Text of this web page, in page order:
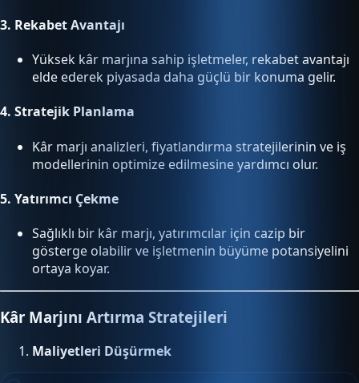
3. Rekabet Avantajı
Yüksek kâr marjına sahip işletmeler, rekabet avantajı
elde ederek piyasada daha güçlü bir konuma gelir.
4. Stratejik Planlama
Kâr marjı analizleri, fiyatlandırma stratejilerinin ve iş
modellerinin optimize edilmesine yardımcı olur.
5. Yatırımcı Çekme
Sağlıklı bir kâr marjı, yatırımcılar için cazip bir
gösterge olabilir ve işletmenin büyüme potansiyelini
ortaya koyar.
Kâr Marjını Artırma Stratejileri
Maliyetleri Düşürmek